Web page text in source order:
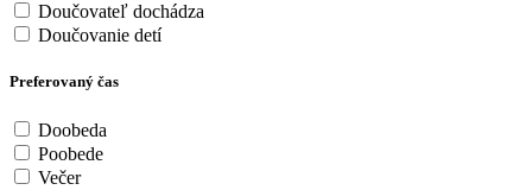
Doučovateľ dochádza
Doučovanie detí
Preferovaný čas
Doobeda
Poobede
Večer